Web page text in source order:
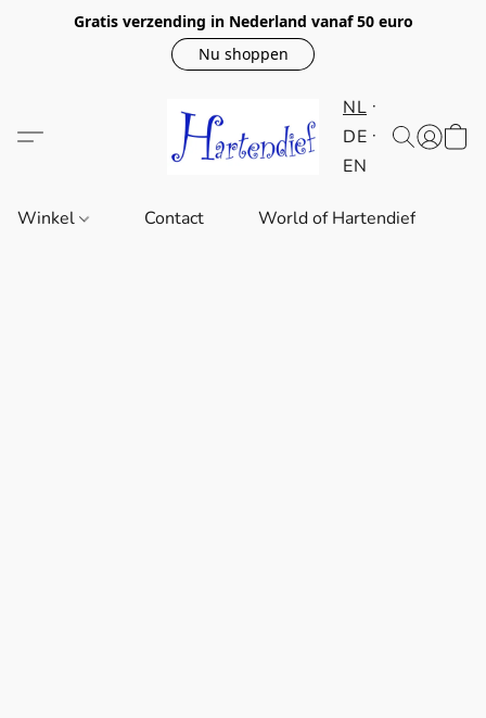
Gratis verzending in Nederland vanaf 50 euro
Nu shoppen
NL
DE
EN
Winkel Contact World of Hartendief